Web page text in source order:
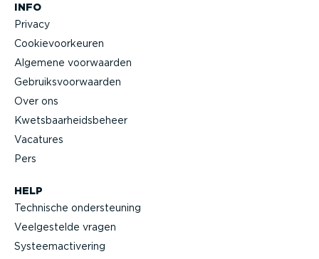
HELP
Technische onder­steuning
Veelge­stelde vragen
Systeem­ac­ti­vering
INFO
Privacy
Cookie­voor­keuren
Algemene voorwaarden
Gebruiks­voor­waarden
Over ons
Kwets­baar­heids­beheer
Vacatures
Pers